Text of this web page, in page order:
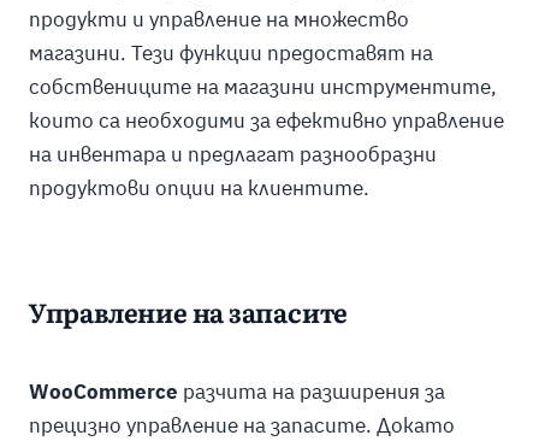
продукти и управление на множество
магазини. Тези функции предоставят на
собствениците на магазини инструментите,
които са необходими за ефективно управление
на инвентара и предлагат разнообразни
продуктови опции на клиентите.
Управление на запасите
WooCommerce разчита на разширения за
прецизно управление на запасите. Докато